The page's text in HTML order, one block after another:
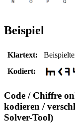
Beispiel
Klartext:
Kodiert:
Code / Chiffre
kodieren /
Solver-Tool)